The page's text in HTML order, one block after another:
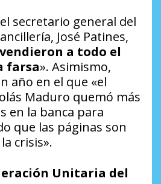
secretario general del
José Patines,
a todo el
farsa». Asimismo,
año en el que «el
Maduro quemó más
en la banca para
que las páginas son
crisis».
Unitaria del